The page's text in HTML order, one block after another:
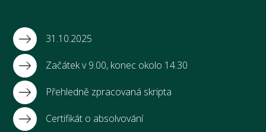
31.10.2025
Začátek v 9.00, konec okolo 14.30
Přehledně zpracovaná skripta
Certifikát o absolvování